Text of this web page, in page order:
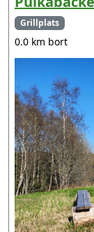
Grillplats
0.0 km bort